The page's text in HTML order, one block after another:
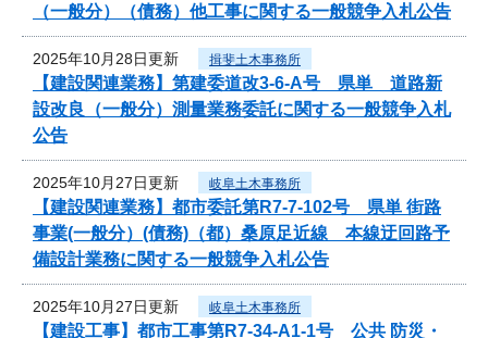
（一般分）（債務）他工事に関する一般競争入札公告
2025年10月28日更新 揖斐土木事務所
【建設関連業務】第建委道改3-6-A号 県単 道路新
設改良（一般分）測量業務委託に関する一般競争入札
公告
2025年10月27日更新 岐阜土木事務所
【建設関連業務】都市委託第R7-7-102号 県単 街路
事業(一般分）(債務)（都）桑原足近線 本線迂回路予
備設計業務に関する一般競争入札公告
2025年10月27日更新 岐阜土木事務所
【建設工事】都市工事第R7-34-A1-1号 公共 防災・